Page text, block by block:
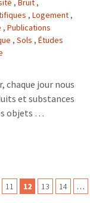
bassin
, Bruit ,
, Logement ,
, Publications
, Sols , Études
chaque jour nous
et substances
objets …
11 12 13 14
…